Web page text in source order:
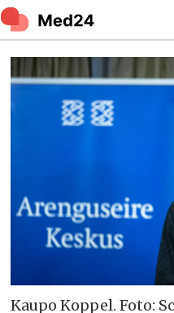
Kaupo Koppel. Foto: